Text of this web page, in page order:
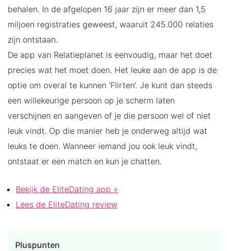
behalen. In de afgelopen 16 jaar zijn er meer dan 1,5
miljoen registraties geweest, waaruit 245.000 relaties
zijn ontstaan.
De app van Relatieplanet is eenvoudig, maar het doet
precies wat het moet doen. Het leuke aan de app is de
optie om overal te kunnen ‘Flirten’. Je kunt dan steeds
een willekeurige persoon op je scherm laten
verschijnen en aangeven of je die persoon wel of niet
leuk vindt. Op die manier heb je onderweg altijd wat
leuks te doen. Wanneer iemand jou ook leuk vindt,
ontstaat er een match en kun je chatten.
Bekijk de EliteDating app »
Lees de EliteDating review
Pluspunten